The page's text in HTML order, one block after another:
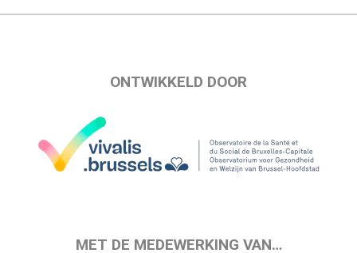
ONTWIKKELD DOOR
MET DE MEDEWERKING VAN…